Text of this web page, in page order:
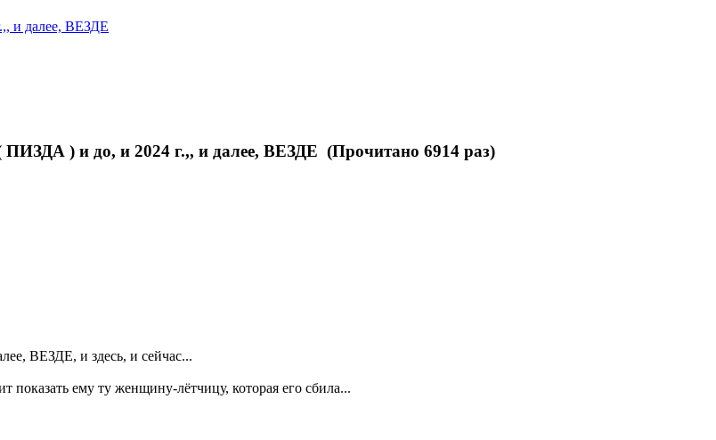
и далее, ВЕЗДЕ
) и до, и 2024 г.,, и далее, ВЕЗДЕ (Прочитано 6914 раз)
ВЕЗДЕ, и здесь, и сейчас...
ему ту женщину-лётчицу, которая его сбила...